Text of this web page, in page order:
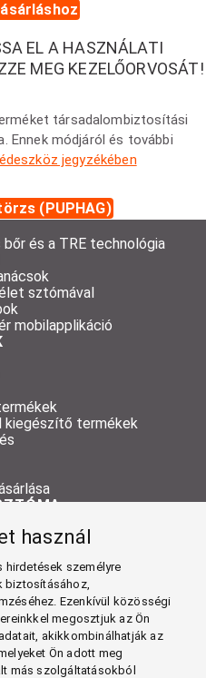
használ
hirdetések személyre
biztosításához,
Ezenkívül közösségi
megosztjuk az Ön
akikkombinálhatják az
Ön adott meg
más szolgáltatásokból
EL A HASZNÁLATI
MEG KEZELŐORVOSÁT!
társadalombiztosítási
Ennek módjáról és további
jegyzékében
(PUPHAG)
bőr és a TRE technológia
sztómával
mobilapplikáció
kiegészítő termékek